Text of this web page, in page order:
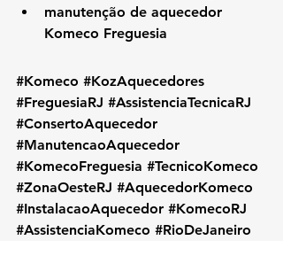
manutenção de aquecedor
Komeco Freguesia
#Komeco #KozAquecedores
#FreguesiaRJ #AssistenciaTecnicaRJ
#ConsertoAquecedor
#ManutencaoAquecedor
#KomecoFreguesia #TecnicoKomeco
#ZonaOesteRJ #AquecedorKomeco
#InstalacaoAquecedor #KomecoRJ
#AssistenciaKomeco #RioDeJaneiro